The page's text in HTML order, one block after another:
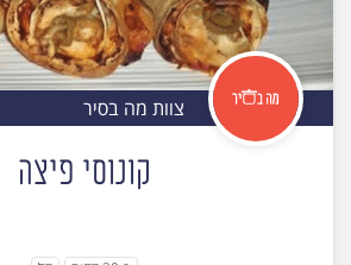
צוות מה בסיר
קונוסי פיצה